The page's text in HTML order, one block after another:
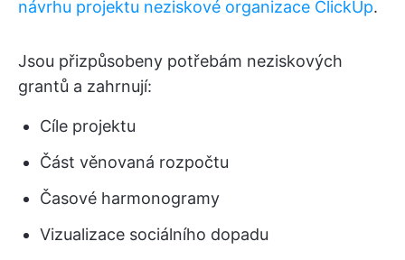
návrhu projektu neziskové organizace ClickUp.
Jsou přizpůsobeny potřebám neziskových
grantů a zahrnují:
Cíle projektu
Část věnovaná rozpočtu
Časové harmonogramy
Vizualizace sociálního dopadu